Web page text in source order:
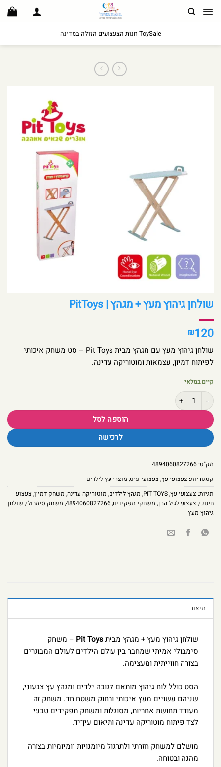
לתוכן
ToySale חנות הצעצועים הזולה במדינה
שולחן גיהוץ מעץ + מגהץ | PitToys
₪120
שולחן גיהוץ מעץ עם מגהץ מבית Pit Toys – סט משחק איכותי
לפיתוח דמיון, עצמאות ומוטוריקה עדינה.
קיים במלאי
כמות של שולחן גיהוץ מעץ + מגהץ | PitToys
הוספה לסל
לרכישה
מק"ט:4894060827266
קטגוריות: צעצועי עץ, צעצועי פיט, מוצרי עץ לילדים
תגיות: צעצועי עץ,
PIT TOYS
, מגהץ לילדים, מוטוריקה עדינה, משחק דמיון, צעצוע
חינוכי, צעצוע לגיל הרך, משחקי תפקידים,
4894060827266
, משחק סימבולי, שולחן
גיהוץ מעץ
תיאור
שולחן גיהוץ מעץ + מגהץ מביתPit Toys – משחק
סימבולי אמיתי שמחבר בין עולם הילדים לעולם המבוגרים
בצורה חווייתית ומעצימה.
הסט כולל לוח גיהוץ מותאם לגובה ילדים ומגהץ עץ צבעוני,
שניהם עשויים מעץ איכותי ורחוק משטח חד. משחק זה
מעודד תחושת אחריות, מסוגלות ומשחק תפקידים טבעי
לצד פיתוח מוטוריקה עדינה ותיאום עין־יד.
מושלם למשחק חזרתי ולתרגול מיומנויות יומיומיות בצורה
מהנה ובטוחה.